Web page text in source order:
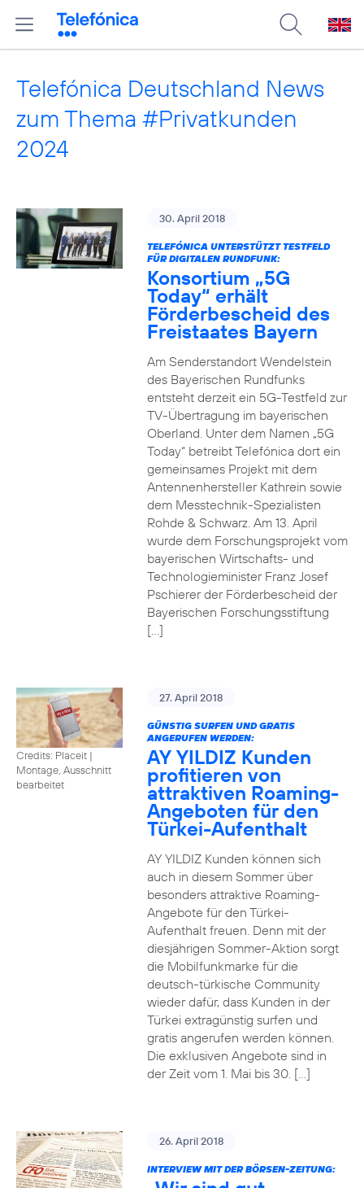
Telefónica Deutschland News
zum Thema #Privatkunden
2024
30. April 2018
TELEFÓNICA UNTERSTÜTZT TESTFELD
FÜR DIGITALEN RUNDFUNK:
Konsortium „5G
Today“ erhält
Förderbescheid des
Freistaates Bayern
Am Senderstandort Wendelstein
des Bayerischen Rundfunks
entsteht derzeit ein 5G-Testfeld zur
TV-Übertragung im bayerischen
Oberland. Unter dem Namen „5G
Today“ betreibt Telefónica dort ein
gemeinsames Projekt mit dem
Antennenhersteller Kathrein sowie
dem Messtechnik-Spezialisten
Rohde & Schwarz. Am 13. April
wurde dem Forschungsprojekt vom
bayerischen Wirtschafts- und
Technologieminister Franz Josef
Pschierer der Förderbescheid der
Bayerischen Forschungsstiftung
[…]
Credits: Placeit |
Montage, Ausschnitt
bearbeitet
27. April 2018
GÜNSTIG SURFEN UND GRATIS
ANGERUFEN WERDEN:
AY YILDIZ Kunden
profitieren von
attraktiven Roaming-
Angeboten für den
Türkei-Aufenthalt
AY YILDIZ Kunden können sich
auch in diesem Sommer über
besonders attraktive Roaming-
Angebote für den Türkei-
Aufenthalt freuen. Denn mit der
diesjährigen Sommer-Aktion sorgt
die Mobilfunkmarke für die
deutsch-türkische Community
wieder dafür, dass Kunden in der
Türkei extragünstig surfen und
gratis angerufen werden können.
Die exklusiven Angebote sind in
der Zeit vom 1. Mai bis 30. […]
26. April 2018
INTERVIEW MIT DER BÖRSEN-ZEITUNG: